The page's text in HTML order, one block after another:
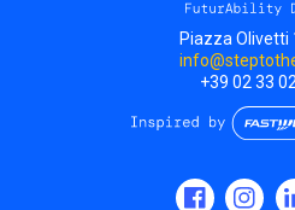
Piazza Olivetti
+39 02 33